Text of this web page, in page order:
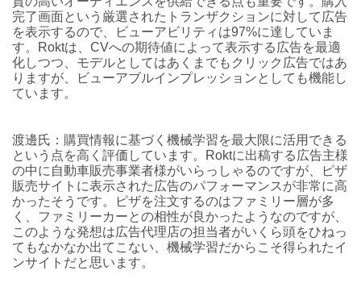
完了画面という厳選されたトランザクションに対して広告
を表示するので、ビューアビリティは97%に達していま
す。Roktは、CVへの期待値によって表示する広告を最適
化しつつ、モデルとしてはあくまでもクリック広告ではあ
りますが、ビューアブルインプレッションとしても機能し
ています。
渡邊氏：購買情報に基づく機械学習を最大限に活用できる
という点を高く評価しています。Roktに出稿する広告主様
の中に自動車販売事業者様がいらっしゃるのですが、ピザ
販売サイトに表示された広告のパフォーマンスが非常に高
かったそうです。ピザを注文するのはファミリー層が多
く、ファミリーカーとの相性が良かったようなのですが、
このような発想は広告代理店の担当者がいくら頭をひねっ
てもなかなか出てこない、機械学習だからこそ得られたイ
ンサイトだと思います。